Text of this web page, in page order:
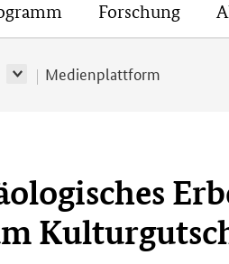
Forschung
Medienplattform